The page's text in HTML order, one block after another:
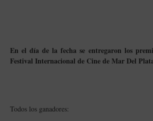
En el día de la fecha se entregaron los
Festival Internacional de Cine de Mar Del
Todos los ganadores: